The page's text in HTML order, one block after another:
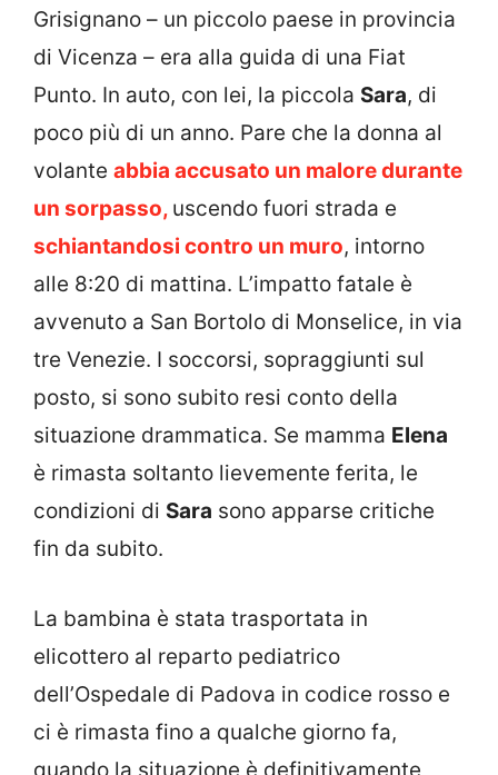
Grisignano – un piccolo paese in provincia
di Vicenza – era alla guida di una Fiat
Punto. In auto, con lei, la piccola Sara, di
poco più di un anno. Pare che la donna al
volante abbia accusato un malore durante
un sorpasso, uscendo fuori strada e
schiantandosi contro un muro, intorno
alle 8:20 di mattina. L’impatto fatale è
avvenuto a San Bortolo di Monselice, in via
tre Venezie. I soccorsi, sopraggiunti sul
posto, si sono subito resi conto della
situazione drammatica. Se mamma Elena
è rimasta soltanto lievemente ferita, le
condizioni di Sara sono apparse critiche
fin da subito.
La bambina è stata trasportata in
elicottero al reparto pediatrico
dell’Ospedale di Padova in codice rosso e
ci è rimasta fino a qualche giorno fa,
quando la situazione è definitivamente